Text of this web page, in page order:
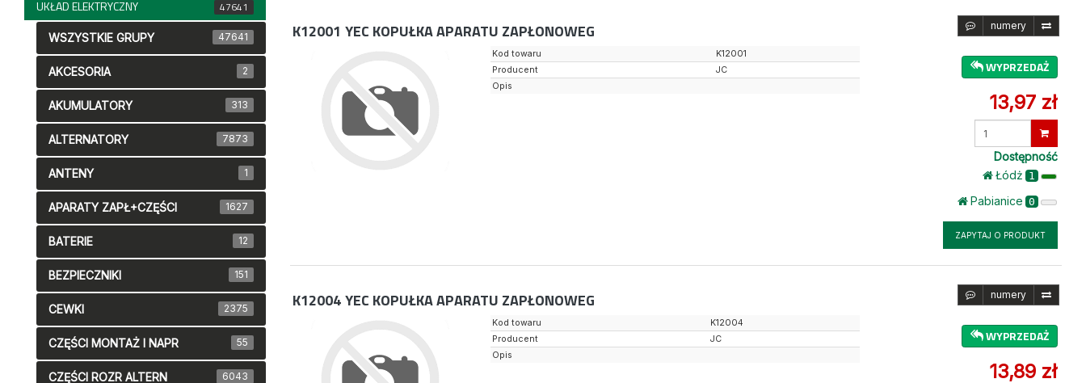
K12001 YEC KOPUŁKA APARATU ZAPŁONOWEG numery
WYPRZEDAŻ
13,97 zł
Dostępność
Łódż 1
Pabianice 0
ZAPYTAJ O PRODUKT
Kod towaru
K12001
Producent
JC
Opis
K12004 YEC KOPUŁKA APARATU ZAPŁONOWEG numery
WYPRZEDAŻ
13,89 zł
Kod towaru
K12004
Producent
JC
Opis
UKŁAD ELEKTRYCZNY 47641
WSZYSTKIE GRUPY 47641
AKCESORIA 2
AKUMULATORY 313
ALTERNATORY 7873
ANTENY 1
APARATY ZAPŁ+CZĘŚCI 1627
BATERIE 12
BEZPIECZNIKI 151
CEWKI 2375
CZĘŚCI MONTAŻ I NAPR 55
CZĘŚCI ROZR ALTERN 6043